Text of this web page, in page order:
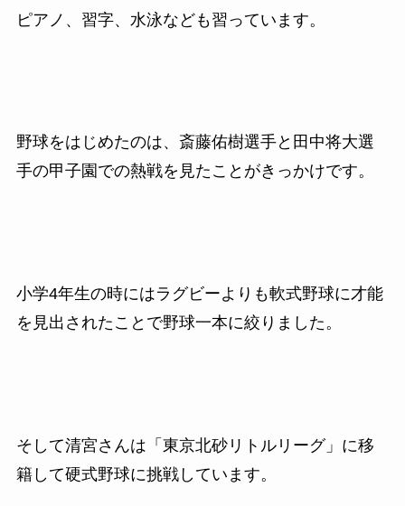
ピアノ、習字、水泳なども習っています。
野球をはじめたのは、斎藤佑樹選手と田中将大選
手の甲子園での熱戦を見たことがきっかけです。
小学4年生の時にはラグビーよりも軟式野球に才能
を見出されたことで野球一本に絞りました。
そして清宮さんは「東京北砂リトルリーグ」に移
籍して硬式野球に挑戦しています。